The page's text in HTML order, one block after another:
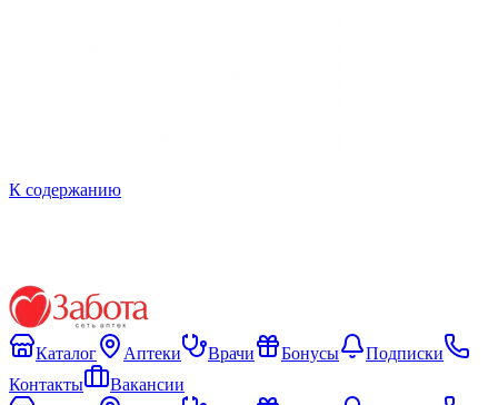
К содержанию
Каталог Аптеки Врачи Бонусы
Подписки
Контакты
Вакансии